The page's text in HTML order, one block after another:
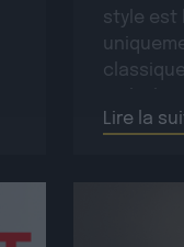
style est
music […]
Lire la